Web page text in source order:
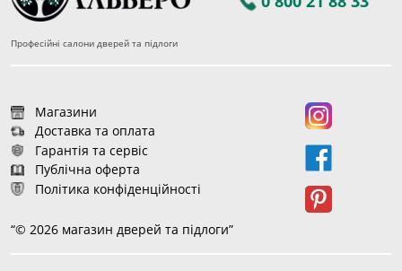
Професійні салони дверей та підлоги
Магазини
Доставка та оплата
Гарантія та сервіс
Публічна оферта
Політика конфіденційності
“© 2026 магазин дверей та підлоги”